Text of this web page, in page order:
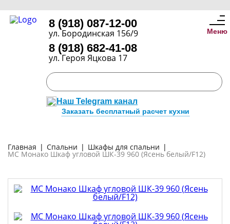
8 (918) 087-12-00
ул. Бородинская 156/9
8 (918) 682-41-08
ул. Героя Яцкова 17
Наш Telegram канал
Заказать бесплатный расчет кухни
Меню
Главная | Спальни | Шкафы для спальни |
МС Монако Шкаф угловой ШК-39 960 (Ясень белый/F12)